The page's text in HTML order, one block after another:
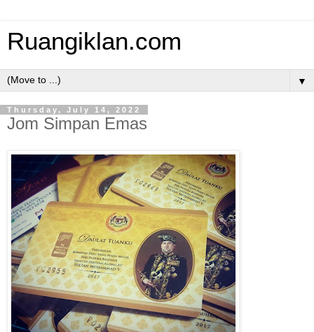
Ruangiklan.com
▼
Thursday, July 14, 2022
Jom Simpan Emas